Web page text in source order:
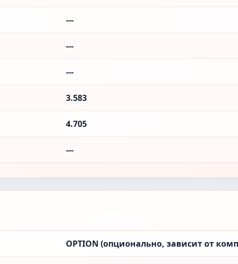
---
---
---
3.583
4.705
---
OPTION (опционально, зависит от